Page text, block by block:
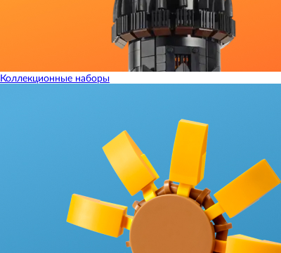
Коллекционные наборы